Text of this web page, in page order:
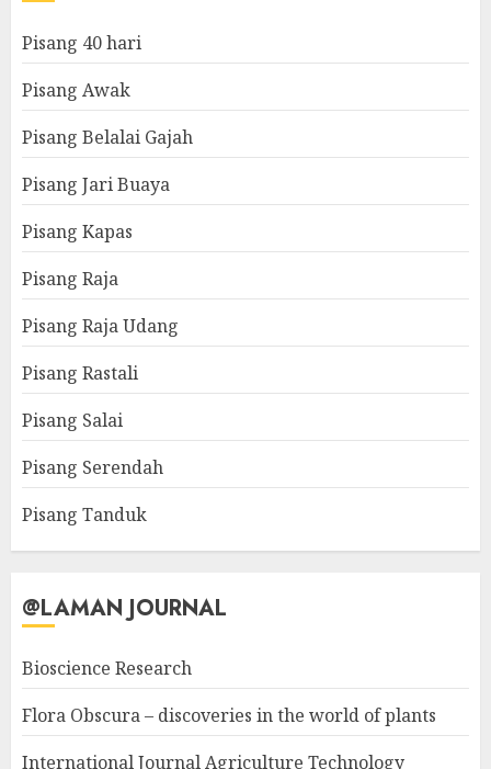
Pisang 40 hari
Pisang Awak
Pisang Belalai Gajah
Pisang Jari Buaya
Pisang Kapas
Pisang Raja
Pisang Raja Udang
Pisang Rastali
Pisang Salai
Pisang Serendah
Pisang Tanduk
@LAMAN JOURNAL
Bioscience Research
Flora Obscura – discoveries in the world of plants
International Journal Agriculture Technology